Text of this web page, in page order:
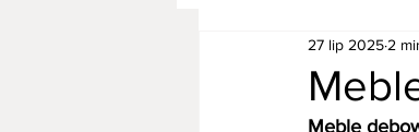
27 lip 2025 2
Meble